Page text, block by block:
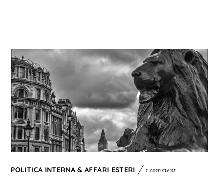
POLITICA INTERNA & AFFARI ESTERI 1 comment